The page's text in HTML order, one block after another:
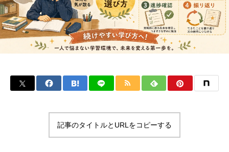
記事のタイトルとURLをコピーする